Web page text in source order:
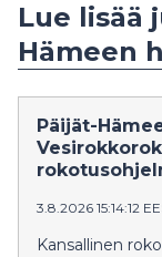
Lue lisää
Hämeen
Päijät-
3.8.2026 15:14:12
Kansallinen